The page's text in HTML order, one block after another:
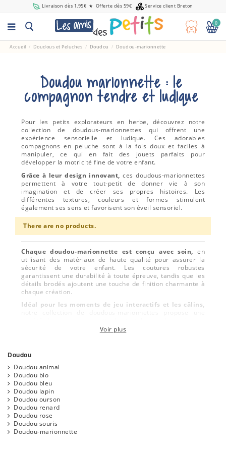
Livraison dès 1.95€ ★ Offerte dès 59€ Service client Breton
0
Accueil Doudous et Peluches Doudou Doudou-marionnette
Doudou marionnette : le
compagnon tendre et ludique
Pour les petits explorateurs en herbe, découvrez notre
collection de doudous-marionnettes qui offrent une
expérience sensorielle et ludique. Ces adorables
compagnons en peluche sont à la fois doux et faciles à
manipuler, ce qui en fait des jouets parfaits pour
développer la motricité fine de votre enfant.
Grâce à leur design innovant, ces doudous-marionnettes
permettent à votre tout-petit de donner vie à son
imagination et de créer ses propres histoires. Les
différentes textures, couleurs et formes stimulent
également ses sens et favorisent son éveil sensoriel.
There are no products.
Chaque doudou-marionnette est conçu avec soin, en
utilisant des matériaux de haute qualité pour assurer la
sécurité de votre enfant. Les coutures robustes
garantissent une durabilité à toute épreuve, tandis que les
détails brodés ajoutent une touche de finition charmante à
chaque création.
Idéal pour les moments de jeu interactifs et les câlins,
des personnages de contes de fées et bien plus encore.
précieux de complicité et d'émerveillement.
Offrez à votre enfant un ami fidèle et amusant,
doudous-marionnettes. Ces jouets intemporels sont parfaits
pour stimuler l'imagination, développer les aptitudes
sociales et offrir des moments de douceur et de réconfort à
votre petit trésor.
Voir plus
Doudou
Doudou animal
Doudou bio
Doudou bleu
Doudou lapin
Doudou ourson
Doudou renard
Doudou rose
Doudou souris
Doudou-marionnette